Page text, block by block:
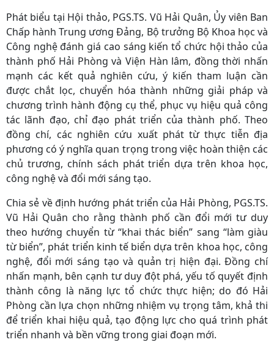
Phát biểu tại Hội thảo, PGS.TS. Vũ Hải Quân, Ủy viên Ban
Chấp hành Trung ương Đảng, Bộ trưởng Bộ Khoa học và
Công nghệ đánh giá cao sáng kiến tổ chức hội thảo của
thành phố Hải Phòng và Viện Hàn lâm, đồng thời nhấn
mạnh các kết quả nghiên cứu, ý kiến tham luận cần
được chắt lọc, chuyển hóa thành những giải pháp và
chương trình hành động cụ thể, phục vụ hiệu quả công
tác lãnh đạo, chỉ đạo phát triển của thành phố. Theo
đồng chí, các nghiên cứu xuất phát từ thực tiễn địa
phương có ý nghĩa quan trọng trong việc hoàn thiện các
chủ trương, chính sách phát triển dựa trên khoa học,
công nghệ và đổi mới sáng tạo.
Chia sẻ về định hướng phát triển của Hải Phòng, PGS.TS.
Vũ Hải Quân cho rằng thành phố cần đổi mới tư duy
theo hướng chuyển từ “khai thác biển” sang “làm giàu
từ biển”, phát triển kinh tế biển dựa trên khoa học, công
nghệ, đổi mới sáng tạo và quản trị hiện đại. Đồng chí
nhấn mạnh, bên cạnh tư duy đột phá, yếu tố quyết định
thành công là năng lực tổ chức thực hiện; do đó Hải
Phòng cần lựa chọn những nhiệm vụ trọng tâm, khả thi
để triển khai hiệu quả, tạo động lực cho quá trình phát
triển nhanh và bền vững trong giai đoạn mới.